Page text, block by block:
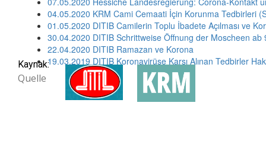
04.05.2020 KRM Cami Cemaati İçin Korunma Tedbirleri
01.05.2020 DITIB Camilerin Toplu İbadete Açılması ve
30.04.2020 DITIB Schrittweise Öffnung der Moscheen ab
22.04.2020 DITIB Ramazan ve Korona
19.03.2019 DITIB Koronavirüse Karşı Alınan Tedbirler
Kaynak:
Quelle